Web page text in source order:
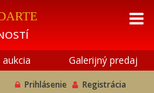
Galerijný predaj
Prihlásenie Registrácia